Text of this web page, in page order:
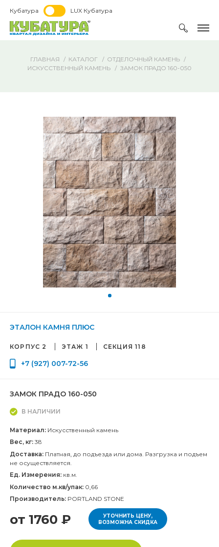
Кубатура LUX Кубатура
ГЛАВНАЯ КАТАЛОГ
ОТДЕЛОЧНЫЙ КАМЕНЬ
ИСКУССТВЕННЫЙ КАМЕНЬ
ЗАМОК ПРАДО 160-050
ЭТАЛОН КАМНЯ ПЛЮС
КОРПУС 2 ЭТАЖ 1 СЕКЦИЯ 118
+7 (927) 007-72-56
ЗАМОК ПРАДО 160-050
В НАЛИЧИИ
Материал: Искусственный камень
Вес, кг: 38
Доставка: Платная, до подъезда или дома. Разгрузка и подъем
не осуществляется.
Ед. Измерения: кв.м.
Количество м.кв/упак: 0,66
Производитель: PORTLAND STONE
от 1760 ₽
УТОЧНИТЬ ЦЕНУ,
ВОЗМОЖНА СКИДКА